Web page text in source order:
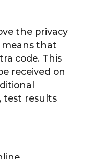
the privacy
means that
code. This
received on
test results